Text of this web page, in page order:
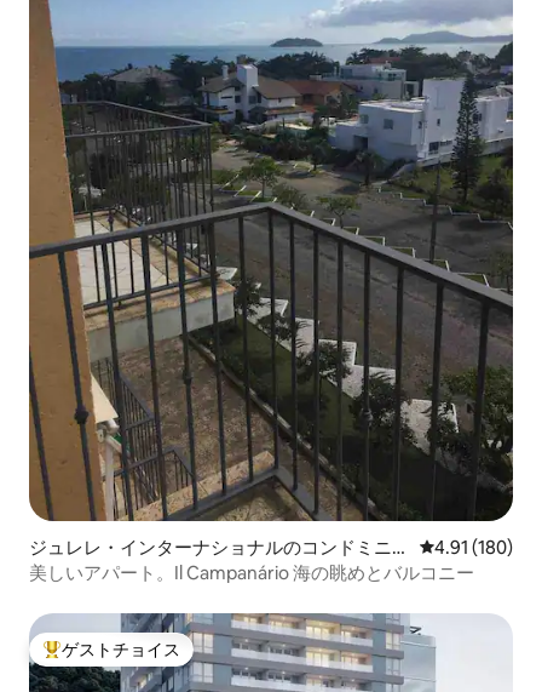
ジュレレ・インターナショナルのコンドミニア
ム
レビュー180
4.91 (180)
美しいアパート。Il Campanário 海の眺めとバルコニー
大好評のゲストチョイスです。
ゲストチョイス